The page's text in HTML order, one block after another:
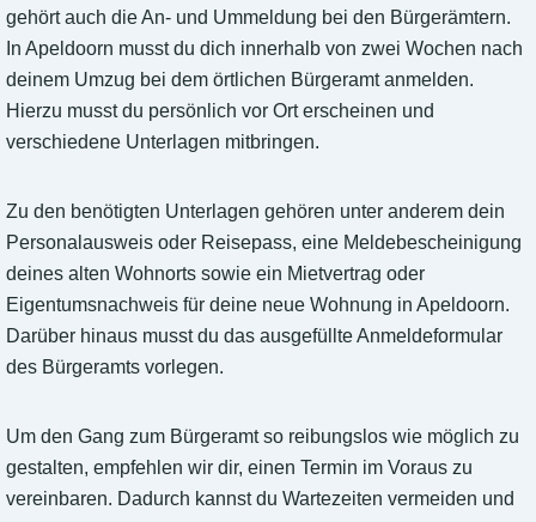
gehört auch die An- und Ummeldung bei den Bürgerämtern.
In Apeldoorn musst du dich innerhalb von zwei Wochen nach
deinem Umzug bei dem örtlichen Bürgeramt anmelden.
Hierzu musst du persönlich vor Ort erscheinen und
verschiedene Unterlagen mitbringen.
Zu den benötigten Unterlagen gehören unter anderem dein
Personalausweis oder Reisepass, eine Meldebescheinigung
deines alten Wohnorts sowie ein Mietvertrag oder
Eigentumsnachweis für deine neue Wohnung in Apeldoorn.
Darüber hinaus musst du das ausgefüllte Anmeldeformular
des Bürgeramts vorlegen.
Um den Gang zum Bürgeramt so reibungslos wie möglich zu
gestalten, empfehlen wir dir, einen Termin im Voraus zu
vereinbaren. Dadurch kannst du Wartezeiten vermeiden und